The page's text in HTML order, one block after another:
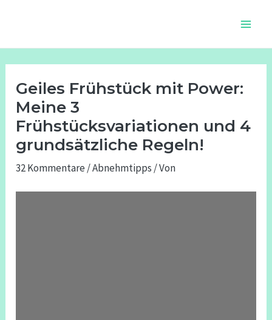
Geiles Frühstück mit Power:
Meine 3
Frühstücksvariationen und 4
grundsätzliche Regeln!
32 Kommentare /Abnehmtipps / Von